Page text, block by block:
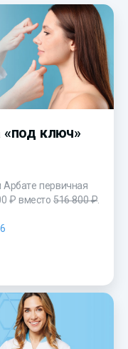
«под ключ»
первичная
₽ вместо516 800 ₽.